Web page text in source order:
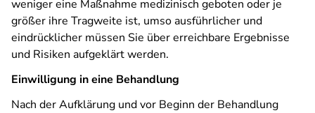
weniger eine Maßnahme medizinisch geboten oder je
größer ihre Tragweite ist, umso ausführlicher und
eindrücklicher müssen Sie über erreichbare Ergebnisse
und Risiken aufgeklärt werden.
Einwilligung in eine Behandlung
Nach der Aufklärung und vor Beginn der Behandlung